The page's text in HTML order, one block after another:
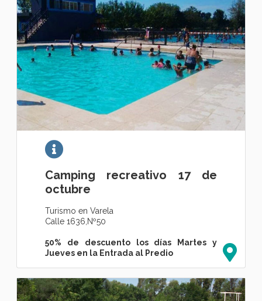
Camping recreativo 17 de
octubre
Turismo en Varela
Calle 1636,Nº50
50% de descuento los días Martes y
Jueves en la Entrada al Predio